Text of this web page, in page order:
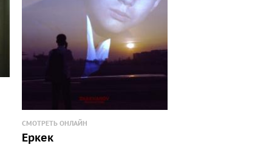
СМОТРЕТЬ ОНЛАЙН
Еркек